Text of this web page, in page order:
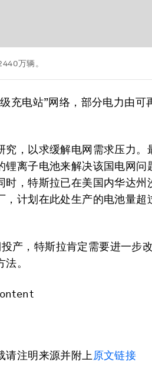
万辆。
充电站”网络，部分电力由可
究，以求缓解电网需求压力。
锂离子电池来解决该国电网问
，特斯拉已在美国内华达州
计划在此处生产的电池量超
产，特斯拉肯定需要进一步
。
请注明来源并附上 原文链接